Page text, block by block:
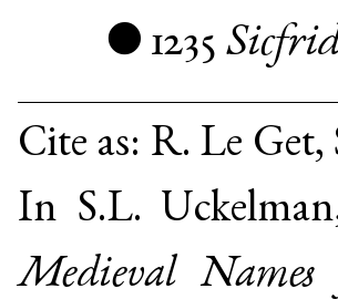
● 1235
Cite as: R. Le Get,
In S.L.
Medieval Names